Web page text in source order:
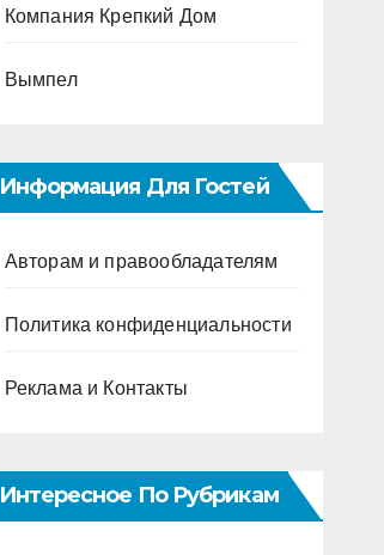
Компания Крепкий Дом
Вымпел
Информация Для Гостей
Авторам и правообладателям
Политика конфиденциальности
Реклама и Контакты
Интересное По Рубрикам